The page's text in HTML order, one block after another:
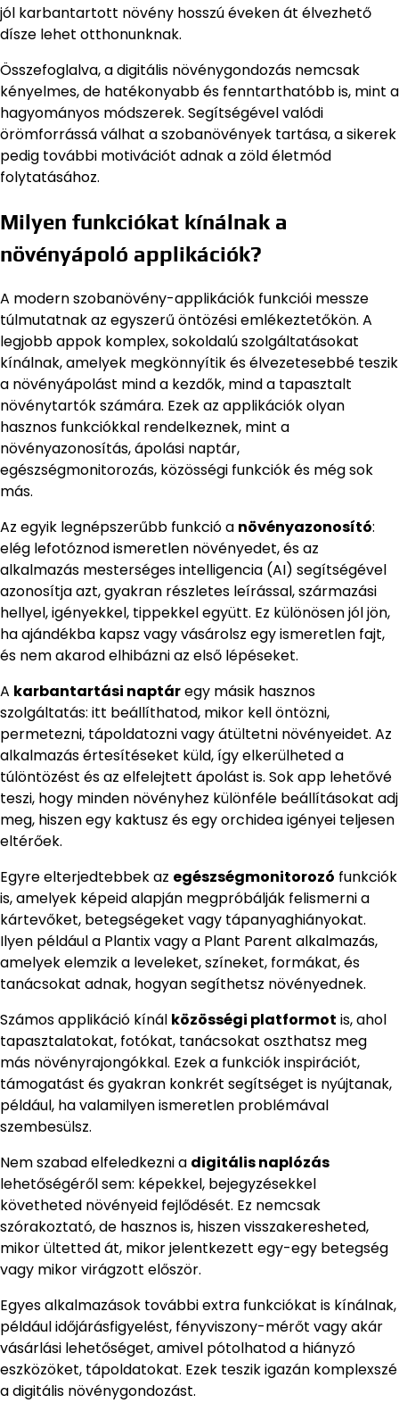
jól karbantartott növény hosszú éveken át élvezhető
dísze lehet otthonunknak.
Összefoglalva, a digitális növénygondozás nemcsak
kényelmes, de hatékonyabb és fenntarthatóbb is, mint a
hagyományos módszerek. Segítségével valódi
örömforrássá válhat a szobanövények tartása, a sikerek
pedig további motivációt adnak a zöld életmód
folytatásához.
Milyen funkciókat kínálnak a
növényápoló applikációk?
A modern szobanövény-applikációk funkciói messze
túlmutatnak az egyszerű öntözési emlékeztetőkön. A
legjobb appok komplex, sokoldalú szolgáltatásokat
kínálnak, amelyek megkönnyítik és élvezetesebbé teszik
a növényápolást mind a kezdők, mind a tapasztalt
növénytartók számára. Ezek az applikációk olyan
hasznos funkciókkal rendelkeznek, mint a
növényazonosítás, ápolási naptár,
egészségmonitorozás, közösségi funkciók és még sok
más.
Az egyik legnépszerűbb funkció a növényazonosító:
elég lefotóznod ismeretlen növényedet, és az
alkalmazás mesterséges intelligencia (AI) segítségével
azonosítja azt, gyakran részletes leírással, származási
hellyel, igényekkel, tippekkel együtt. Ez különösen jól jön,
ha ajándékba kapsz vagy vásárolsz egy ismeretlen fajt,
és nem akarod elhibázni az első lépéseket.
A karbantartási naptáregy másik hasznos
szolgáltatás: itt beállíthatod, mikor kell öntözni,
permetezni, tápoldatozni vagy átültetni növényeidet. Az
alkalmazás értesítéseket küld, így elkerülheted a
túlöntözést és az elfelejtett ápolást is. Sok app lehetővé
teszi, hogy minden növényhez különféle beállításokat adj
meg, hiszen egy kaktusz és egy orchidea igényei teljesen
eltérőek.
Egyre elterjedtebbek az egészségmonitorozó funkciók
is, amelyek képeid alapján megpróbálják felismerni a
kártevőket, betegségeket vagy tápanyaghiányokat.
Ilyen például a Plantix vagy a Plant Parent alkalmazás,
amelyek elemzik a leveleket, színeket, formákat, és
tanácsokat adnak, hogyan segíthetsz növényednek.
Számos applikáció kínál közösségi platformot is, ahol
tapasztalatokat, fotókat, tanácsokat oszthatsz meg
más növényrajongókkal. Ezek a funkciók inspirációt,
támogatást és gyakran konkrét segítséget is nyújtanak,
például, ha valamilyen ismeretlen problémával
szembesülsz.
Nem szabad elfeledkezni a digitális naplózás
lehetőségéről sem: képekkel, bejegyzésekkel
követheted növényeid fejlődését. Ez nemcsak
szórakoztató, de hasznos is, hiszen visszakeresheted,
mikor ültetted át, mikor jelentkezett egy-egy betegség
vagy mikor virágzott először.
Egyes alkalmazások további extra funkciókat is kínálnak,
például időjárásfigyelést, fényviszony-mérőt vagy akár
vásárlási lehetőséget, amivel pótolhatod a hiányzó
eszközöket, tápoldatokat. Ezek teszik igazán komplexszé
a digitális növénygondozást.